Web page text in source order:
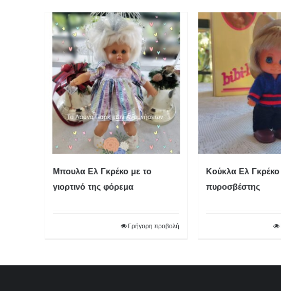
Μπουλα Ελ Γκρέκο με το
γιορτινό της φόρεμα
Γρήγορη προβολή
Κούκλα Ελ Γκρέκο
πυροσβέστης